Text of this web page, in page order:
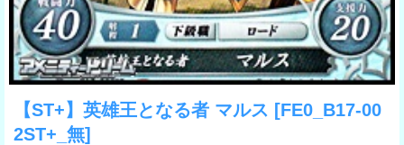
【ST+】英雄王となる者 マルス [FE0_B17-00
2ST+_無]